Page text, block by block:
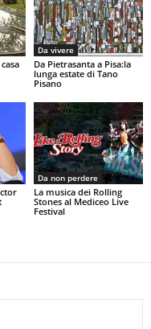
Da vivere
Da Pietrasanta a Pisa:la
lunga estate di Tano
Pisano
Da non perdere
La musica dei Rolling
Stones al Mediceo Live
Festival